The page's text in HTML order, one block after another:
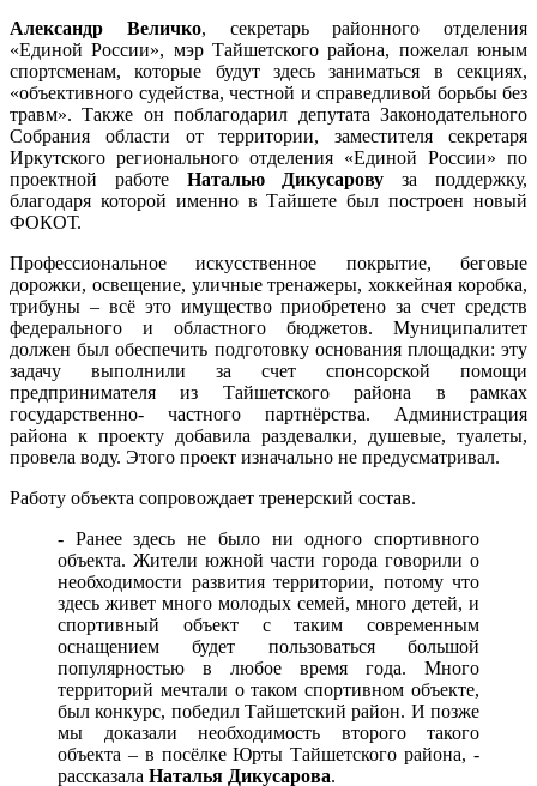
Александр Величко, секретарь районного отделения
«Единой России», мэр Тайшетского района, пожелал юным
спортсменам, которые будут здесь заниматься в секциях,
«объективного судейства, честной и справедливой борьбы без
травм». Также он поблагодарил депутата Законодательного
Собрания области от территории, заместителя секретаря
Иркутского регионального отделения «Единой России» по
проектной работе Наталью Дикусаровуза поддержку,
благодаря которой именно в Тайшете был построен новый
ФОКОТ.
Профессиональное искусственное покрытие, беговые
дорожки, освещение, уличные тренажеры, хоккейная коробка,
трибуны – всё это имущество приобретено за счет средств
федерального и областного бюджетов. Муниципалитет
должен был обеспечить подготовку основания площадки: эту
задачу выполнили за счет спонсорской помощи
предпринимателя из Тайшетского района в рамках
государственно- частного партнёрства. Администрация
района к проекту добавила раздевалки, душевые, туалеты,
провела воду. Этого проект изначально не предусматривал.
Работу объекта сопровождает тренерский состав.
- Ранее здесь не было ни одного спортивного
объекта. Жители южной части города говорили о
необходимости развития территории, потому что
здесь живет много молодых семей, много детей, и
спортивный объект с таким современным
оснащением будет пользоваться большой
популярностью в любое время года. Много
территорий мечтали о таком спортивном объекте,
был конкурс, победил Тайшетский район. И позже
мы доказали необходимость второго такого
объекта – в посёлке Юрты Тайшетского района, -
рассказала Наталья Дикусарова.